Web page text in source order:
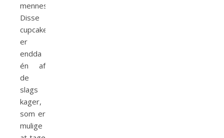
mennesker.
Disse
cupcakes
er
endda
én af
de
slags
kager,
som er
mulige